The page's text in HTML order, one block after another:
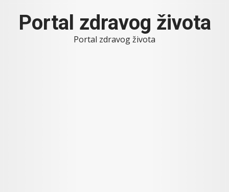
contentPortal zdravog života
Portal zdravog života